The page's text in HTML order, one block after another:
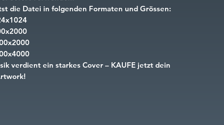
die Datei in folgenden Formaten und Grössen:
verdient ein starkes Cover – KAUFE jetzt dein